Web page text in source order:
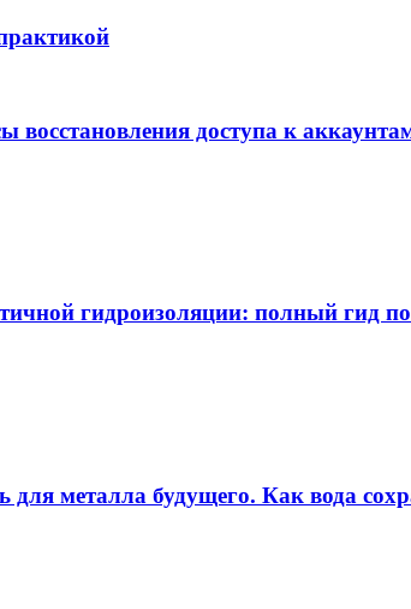
восстановления доступа к
гидроизоляции: полный гид
металла будущего. Как вода